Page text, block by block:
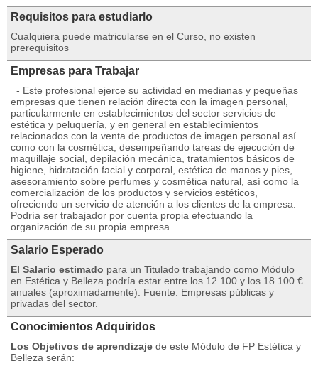
Requisitos para estudiarlo
Cualquiera puede matricularse en el Curso, no existen
prerequisitos
Empresas para Trabajar
- Este profesional ejerce su actividad en medianas y pequeñas
empresas que tienen relación directa con la imagen personal,
particularmente en establecimientos del sector servicios de
estética y peluquería, y en general en establecimientos
relacionados con la venta de productos de imagen personal así
como con la cosmética, desempeñando tareas de ejecución de
maquillaje social, depilación mecánica, tratamientos básicos de
higiene, hidratación facial y corporal, estética de manos y pies,
asesoramiento sobre perfumes y cosmética natural, así como la
comercialización de los productos y servicios estéticos,
ofreciendo un servicio de atención a los clientes de la empresa.
Podría ser trabajador por cuenta propia efectuando la
organización de su propia empresa.
Salario Esperado
El Salario estimado para un Titulado trabajando como Módulo
en Estética y Belleza podría estar entre los 12.100 y los 18.100 €
anuales (aproximadamente). Fuente: Empresas públicas y
privadas del sector.
Conocimientos Adquiridos
Los Objetivos de aprendizaje de este Módulo de FP Estética y
Belleza serán: